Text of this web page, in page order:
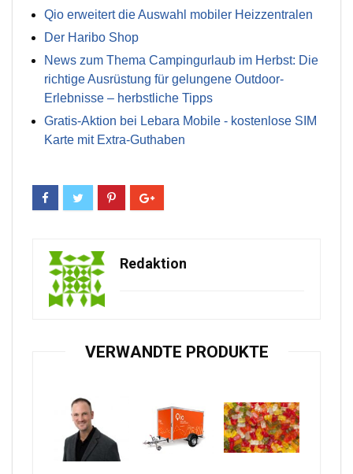
Qio erweitert die Auswahl mobiler Heizzentralen
Der Haribo Shop
News zum Thema Campingurlaub im Herbst: Die
richtige Ausrüstung für gelungene Outdoor-
Erlebnisse – herbstliche Tipps
Gratis-Aktion bei Lebara Mobile - kostenlose SIM
Karte mit Extra-Guthaben
Redaktion
VERWANDTE PRODUKTE